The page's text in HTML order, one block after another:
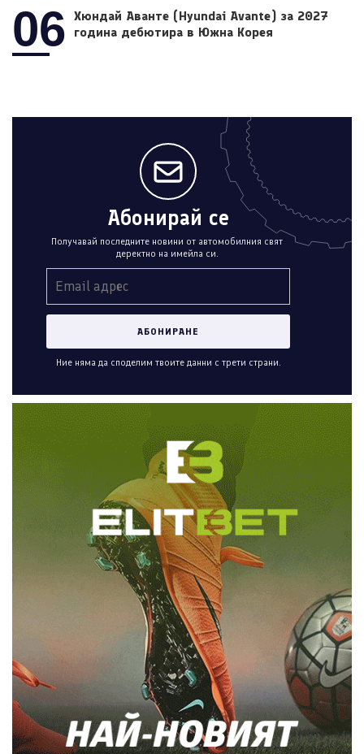
06
Хюндай Аванте (Hyundai Avante) за 2027
година дебютира в Южна Корея
Абонирай се
Получавай последните новини от автомобилния свят
деректно на имейла си.
Ние няма да споделим твоите данни с трети страни.